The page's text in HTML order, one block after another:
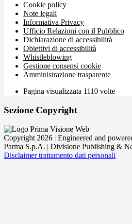
Cookie policy
Note legali
Informativa Privacy
Ufficio Relazioni con il Pubblico
Dichiarazione di accessibilità
Obiettivi di accessibilità
Whistleblowing
Gestione consensi cookie
Amministrazione trasparente
Pagina visualizzata 1110 volte
Sezione Copyright
Copyright 2026 | Engineered and
Parma S.p.A. | Divisione Publishing &
Disclaimer trattamento dati personali